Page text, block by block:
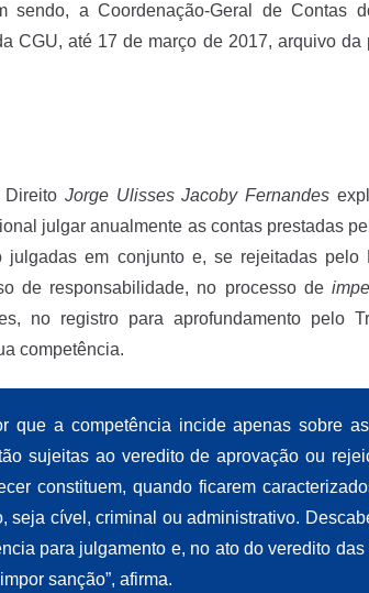
sendo, a Coordenação-Geral de Contas
CGU, até 17 de março de 2017, arquivo
Jorge Ulisses Jacoby Fernandes
julgar anualmente as contas prestadas
julgadas em conjunto e, se rejeitadas pelo
de responsabilidade, no processo de
no registro para aprofundamento pelo
competência.
que a competência incide apenas sobre
sujeitas ao veredito de aprovação ou
constituem, quando ficarem
seja cível, criminal ou administrativo.
para julgamento e, no ato do veredito
sanção”, afirma.